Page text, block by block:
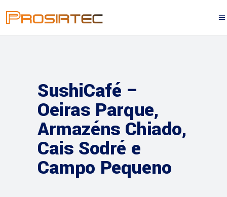
SushiCafé –
Oeiras Parque,
Armazéns Chiado,
Cais Sodré e
Campo Pequeno